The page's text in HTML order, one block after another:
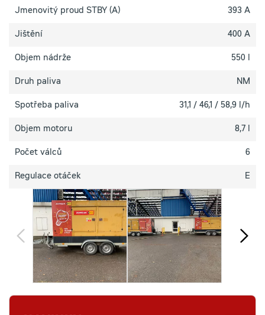
Jmenovitý proud STBY (A) 393 A
Jištění 400 A
Objem nádrže 550 l
Druh paliva NM
Spotřeba paliva 31,1 / 46,1 / 58,9 l/h
Objem motoru 8,7 l
Počet válců 6
Regulace otáček E